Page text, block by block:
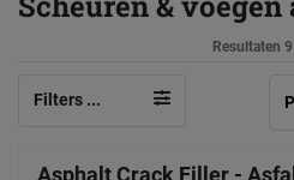
Resultaten
Filters ...
Asphalt Crack Filler -